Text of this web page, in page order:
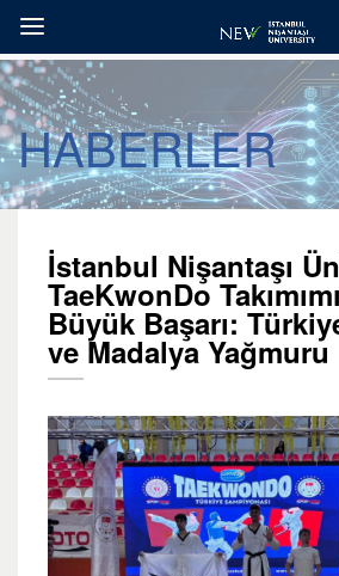
HABERLER
İstanbul Nişantaşı
TaeKwonDo
Büyük Başarı:
ve Madalya Yağmuru